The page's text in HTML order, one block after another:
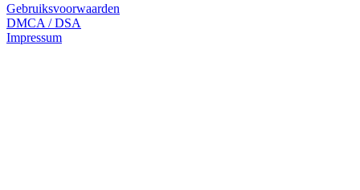
Gebruiksvoorwaarden
DMCA / DSA
Impressum